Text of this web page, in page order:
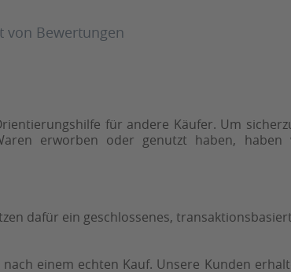
von Bewertungen
für andere Käufer. Um
erworben oder genutzt haben,
dafür ein geschlossenes,
einem echten Kauf. Unsere Kunden